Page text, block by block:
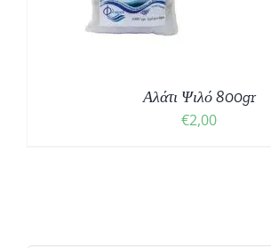
Αλάτι Ψιλό 800gr
€2,00